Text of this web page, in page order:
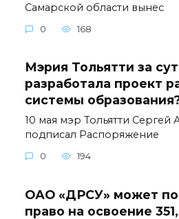
Самарской области вынес
0 168
Мэрия Тольятти за
разработала проект
системы
10 мая мэр Тольятти Сергей
подписал Распоряжение
0 194
ОАО «ДРСУ» может
право на освоение